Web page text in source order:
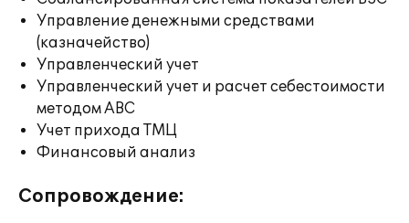
Управление денежными средствами
(казначейство)
Управленческий учет
Управленческий учет и расчет себестоимости
методом ABC
Учет прихода ТМЦ
Финансовый анализ
Сопровождение: